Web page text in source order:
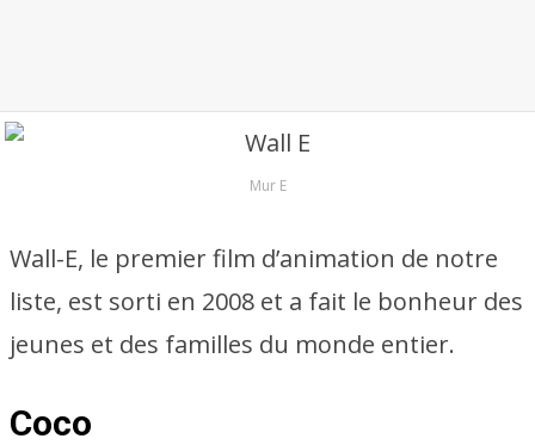
Mur E
Wall-E, le premier film d’animation de notre
liste, est sorti en 2008 et a fait le bonheur des
jeunes et des familles du monde entier.
Coco